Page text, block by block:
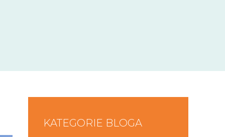
KATEGORIE BLOGA